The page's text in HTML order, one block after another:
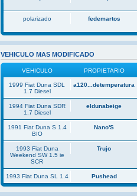
polarizado fedemartos
VEHICULO MAS MODIFICADO
VEHICULO PROPIETARIO
1999 Fiat Duna SDL
1.7 Diesel
a120...detemperatura
1994 Fiat Duna SDR
1.7 Diesel
eldunabeige
1991 Fiat Duna S 1.4
BIO
Nano'S
1993 Fiat Duna
Weekend SW 1.5 ie
SCR
Trujo
1993 Fiat Duna SL 1.4 Pushead